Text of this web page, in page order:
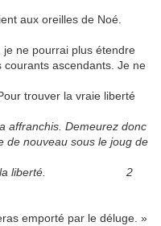
aux oreilles de Noé.
ne pourrai plus étendre
ascendants. Je ne
trouver la vraie liberté
affranchis. Demeurez donc
de nouveau sous le joug de
là est la liberté. 2
emporté par le déluge. »